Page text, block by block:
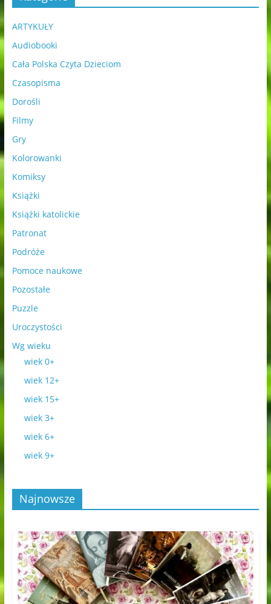
ARTYKUŁY
Audiobooki
Cała Polska Czyta Dzieciom
Czasopisma
Dorośli
Filmy
Gry
Kolorowanki
Komiksy
Książki
Książki katolickie
Patronat
Podróże
Pomoce naukowe
Pozostałe
Puzzle
Uroczystości
Wg wieku
wiek 0+
wiek 12+
wiek 15+
wiek 3+
wiek 6+
wiek 9+
Najnowsze